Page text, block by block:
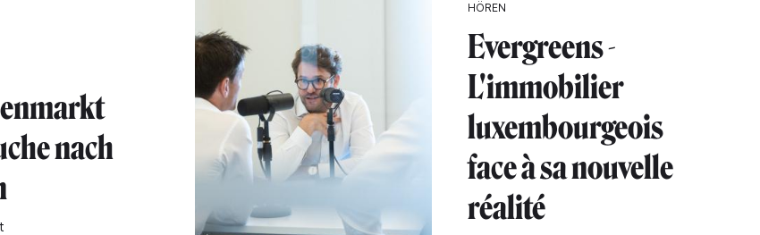
nach
HÖREN
Evergreens -
L'immobilier
luxembourgeois
face à sa nouvelle
réalité